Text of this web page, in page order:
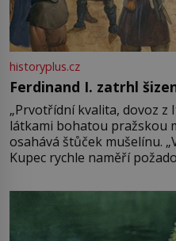
historyplus.cz
Ferdinand I. zatrhl
„Prvotřídní kvalita, dovoz z
látkami bohatou pražskou
osahává štůček mušelínu.
Kupec rychle naměří
milostpaní. Stačí jenom na
množství růžového